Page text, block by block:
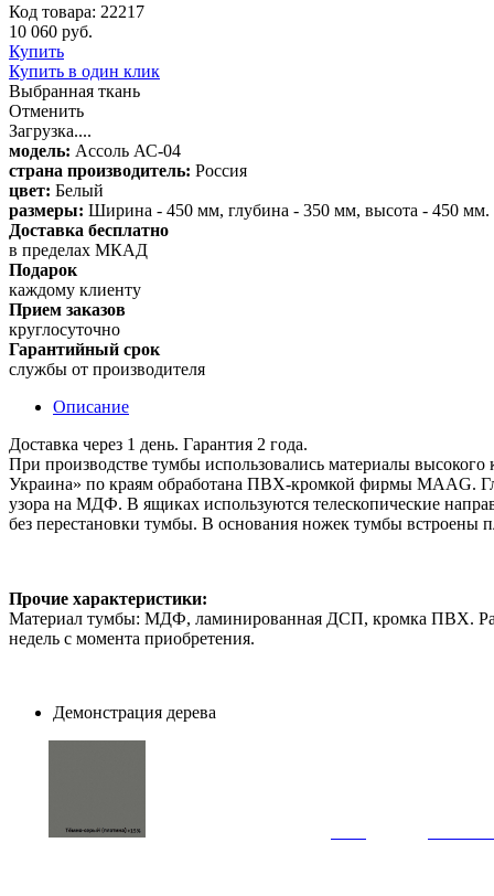
Код товара: 22217
10 060 руб.
Купить
Купить в один клик
Выбранная ткань
Отменить
Загрузка....
модель: Ассоль АС-04
страна производитель: Россия
цвет: Белый
размеры: Ширина - 450 мм, глубина - 350 мм, высота - 450
Доставка бесплатно
в пределах МКАД
Подарок
каждому клиенту
Прием заказов
круглосуточно
Гарантийный срок
службы от производителя
Описание
Доставка через 1 день. Гарантия 2 года.
При производстве тумбы использовались материалы
Украина» по краям обработана ПВХ-кромкой фирмы MAAG.
узора на МДФ. В ящиках используются телескопические
без перестановки тумбы. В основания ножек тумбы встроены
Прочие характеристики:
Материал тумбы: МДФ, ламинированная ДСП, кромка ПВХ.
недель с момента приобретения.
Демонстрация дерева